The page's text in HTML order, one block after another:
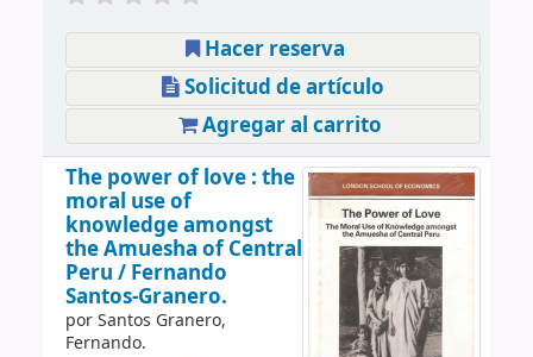
Hacer reserva
Solicitud de artículo
Agregar al carrito
The power of love : the
moral use of
knowledge amongst
the Amuesha of Central
Peru / Fernando
Santos-Granero.
porSantos Granero,
Fernando.